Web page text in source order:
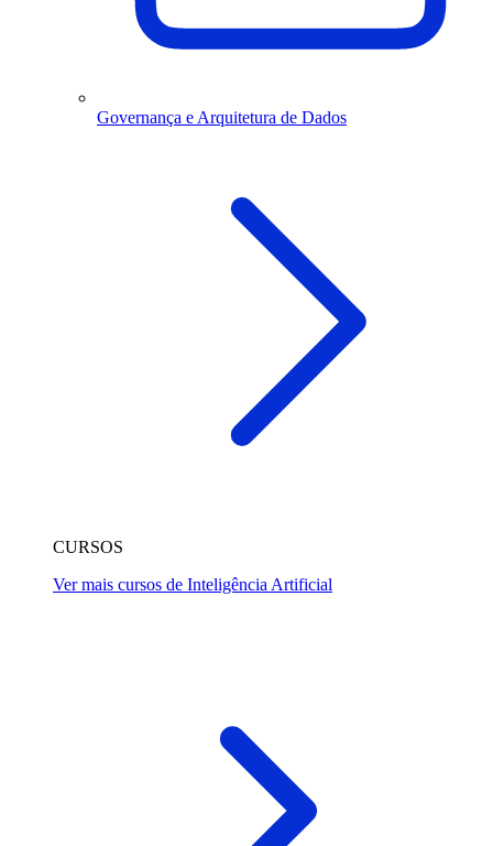
Governança e Arquitetura de Dados
CURSOS
Ver mais cursos de Inteligência Artificial